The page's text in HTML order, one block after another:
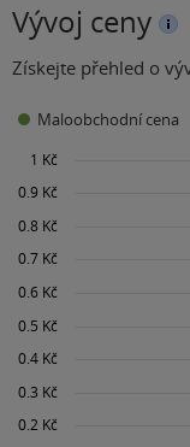
Vývoj ceny
Získejte přehled o
Maloobchodní cena